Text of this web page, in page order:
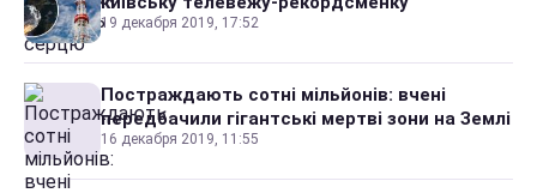
19 декабря 2019, 17:52
Постраждають сотні мільйонів: вчені
передбачили гігантські мертві зони на Землі
16 декабря 2019, 11:55